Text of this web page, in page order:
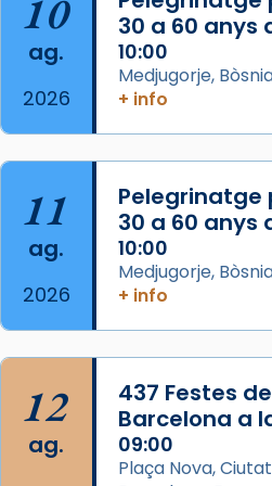
processó (recuperada el
del temple amb les
Des de 1985 hi participa
diablesses amb música i
gran a Mataró.
«Si vols saber què és
Santes a Mataró»🥵.
Photo
View on Facebook ·
Jaume, fill de Zebedeu,
seu germà Joan i Pere
acompanyava més de
Segons el llibre dels
10
ag.
2026
30 a 60 anys
10:00
Medjugorje,
+ info
11
ag.
2026
Pelegrinatge
30 a 60 anys
10:00
Medjugorje,
+ info
12
ag.
437 Festes
Barcelona a
09:00
Plaça Nova,